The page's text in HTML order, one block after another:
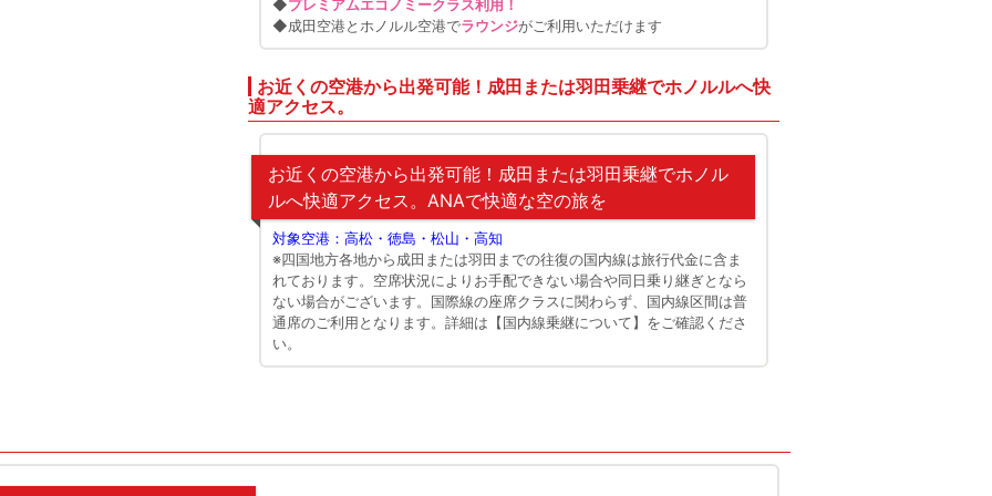
◆プレミアムエコノミークラス利用！
◆成田空港とホノルル空港でラウンジがご利用いただけます
お近くの空港から出発可能！成田または羽田乗継でホノルルへ快
適アクセス。
お近くの空港から出発可能！成田または羽田乗継でホノル
ルへ快適アクセス。ANAで快適な空の旅を
対象空港：高松・徳島・松山・高知
※四国地方各地から成田または羽田までの往復の国内線は旅行代金に含ま
れております。空席状況によりお手配できない場合や同日乗り継ぎとなら
ない場合がございます。国際線の座席クラスに関わらず、国内線区間は普
通席のご利用となります。詳細は【国内線乗継について】をご確認くださ
い。